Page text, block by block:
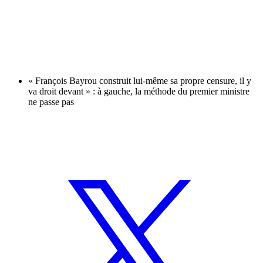
« François Bayrou construit lui-même sa propre censure, il y
va droit devant » : à gauche, la méthode du premier ministre
ne passe pas